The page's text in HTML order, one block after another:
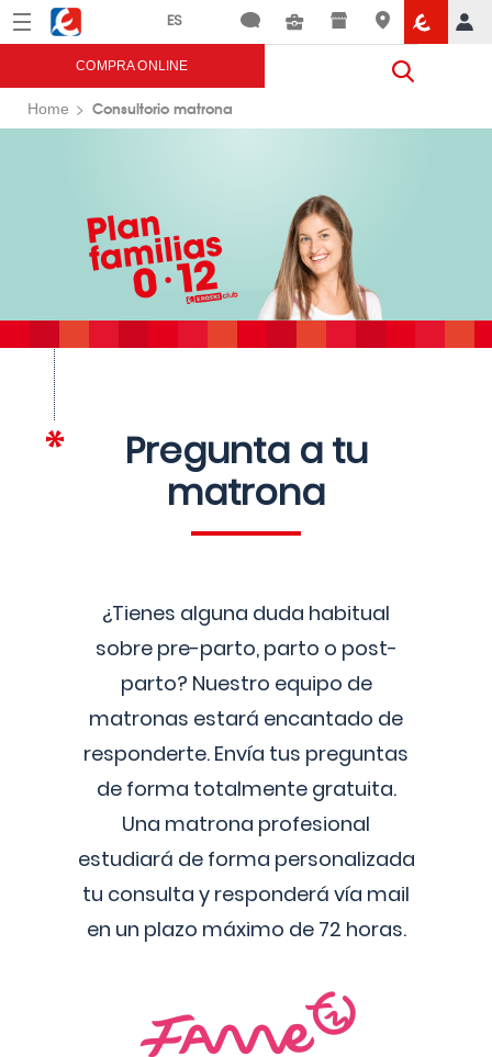
Menú Eroski
COMPRA ONLINE
Home Consultorio matrona
Pregunta a tu
matrona
¿Tienes alguna duda habitual
sobre pre-parto, parto o post-
parto? Nuestro equipo de
matronas estará encantado de
responderte. Envía tus preguntas
de forma totalmente gratuita.
Una matrona profesional
estudiará de forma personalizada
tu consulta y responderá vía mail
en un plazo máximo de 72 horas.